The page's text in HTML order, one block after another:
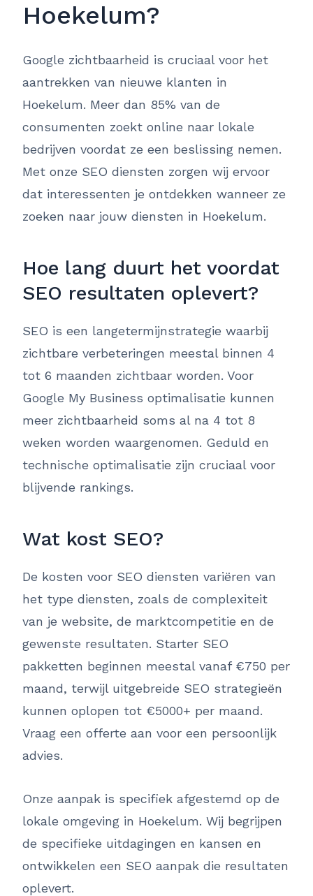
Hoekelum?
Google zichtbaarheid is cruciaal voor het
aantrekken van nieuwe klanten in
Hoekelum. Meer dan 85% van de
consumenten zoekt online naar lokale
bedrijven voordat ze een beslissing nemen.
Met onze SEO diensten zorgen wij ervoor
dat interessenten je ontdekken wanneer ze
zoeken naar jouw diensten in Hoekelum.
Hoe lang duurt het voordat
SEO resultaten oplevert?
SEO is een langetermijnstrategie waarbij
zichtbare verbeteringen meestal binnen 4
tot 6 maanden zichtbaar worden. Voor
Google My Business optimalisatie kunnen
meer zichtbaarheid soms al na 4 tot 8
weken worden waargenomen. Geduld en
technische optimalisatie zijn cruciaal voor
blijvende rankings.
Wat kost SEO?
De kosten voor SEO diensten variëren van
het type diensten, zoals de complexiteit
van je website, de marktcompetitie en de
gewenste resultaten. Starter SEO
pakketten beginnen meestal vanaf €750 per
maand, terwijl uitgebreide SEO strategieën
kunnen oplopen tot €5000+ per maand.
Vraag een offerte aan voor een persoonlijk
advies.
Onze aanpak is specifiek afgestemd op de
lokale omgeving in Hoekelum. Wij begrijpen
de specifieke uitdagingen en kansen en
ontwikkelen een SEO aanpak die resultaten
oplevert.